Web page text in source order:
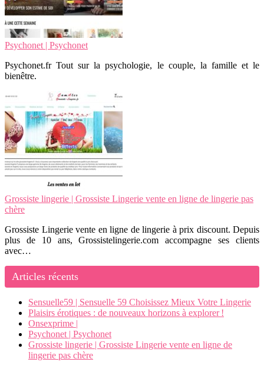
Psychonet | Psychonet
Psychonet.fr Tout sur la psychologie, le couple, la famille et le
bienêtre.
Grossiste lingerie | Grossiste Lingerie vente en ligne de lingerie pas
chère
Grossiste Lingerie vente en ligne de lingerie à prix discount. Depuis
plus de 10 ans, Grossistelingerie.com accompagne ses clients
avec…
Articles récents
Sensuelle59 | Sensuelle 59 Choisissez Mieux Votre Lingerie
Plaisirs érotiques : de nouveaux horizons à explorer !
Onsexprime |
Psychonet | Psychonet
Grossiste lingerie | Grossiste Lingerie vente en ligne de
lingerie pas chère